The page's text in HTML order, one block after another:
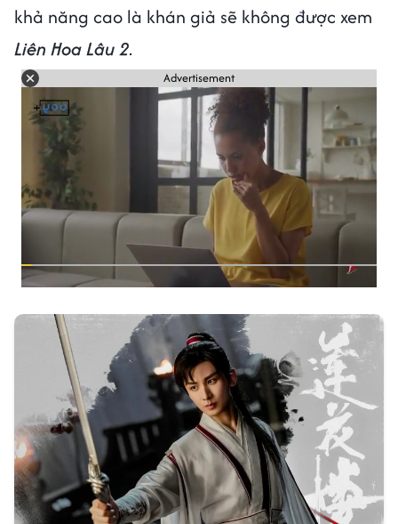
khả năng cao là khán giả sẽ không được xem
Liên Hoa Lâu 2.
Advertisement